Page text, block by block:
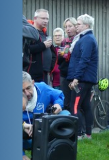
BOUTIQUE
CONTACT
PHOTOS ▼
DONS